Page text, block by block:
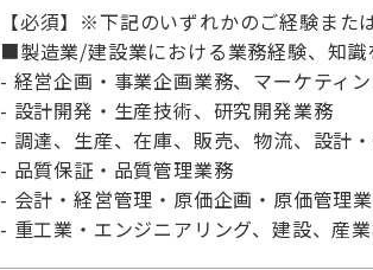
【必須】※下記のいずれかのご経験また
■製造業/建設業における業務経験、知識
- 経営企画・事業企画業務、マーケティ
- 設計開発・生産技術、研究開発業務
- 調達、生産、在庫、販売、物流、設計
- 品質保証・品質管理業務
- 会計・経営管理・原価企画・原価管理
- 重工業・エンジニアリング、建設、産